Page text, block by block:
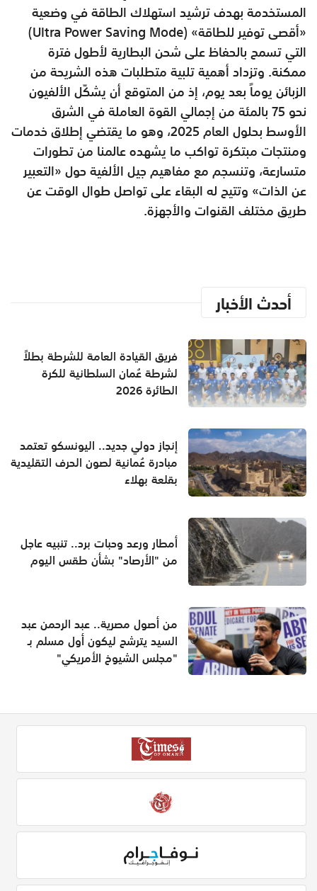
المستخدمة بهدف ترشيد استهلاك الطاقة في وضعية
«أقصى توفير للطاقة» (Ultra Power Saving Mode)
التي تسمح بالحفاظ على شحن البطارية لأطول فترة
ممكنة. وتزداد أهمية تلبية متطلبات هذه الشريحة من
الزبائن يوماً بعد يوم، إذ من المتوقع أن يشكّل الألفيون
نحو 75 بالمئة من إجمالي القوة العاملة في الشرق
الأوسط بحلول العام 2025، وهو ما يقتضي إطلاق خدمات
ومنتجات مبتكرة تواكب ما يشهده عالمنا من تطورات
متسارعة، وتنسجم مع مفاهيم جيل الألفية حول «التعبير
عن الذات» وتتيح له البقاء على تواصل طوال الوقت عن
طريق مختلف القنوات والأجهزة.
أحدث الأخبار
فريق القيادة العامة للشرطة بطلاً
لشرطة عُمان السلطانية للكرة
الطائرة 2026
إنجاز دولي جديد.. اليونسكو تعتمد
مبادرة عُمانية لصون الحرف التقليدية
بقلعة بهلاء
أمطار ورعد وحبات برد.. تنبيه عاجل
من "الأرصاد" بشأن طقس اليوم
من أصول مصرية.. عبد الرحمن عبد
السيد يترشح ليكون أول مسلم بـ
"مجلس الشيوخ الأمريكي"